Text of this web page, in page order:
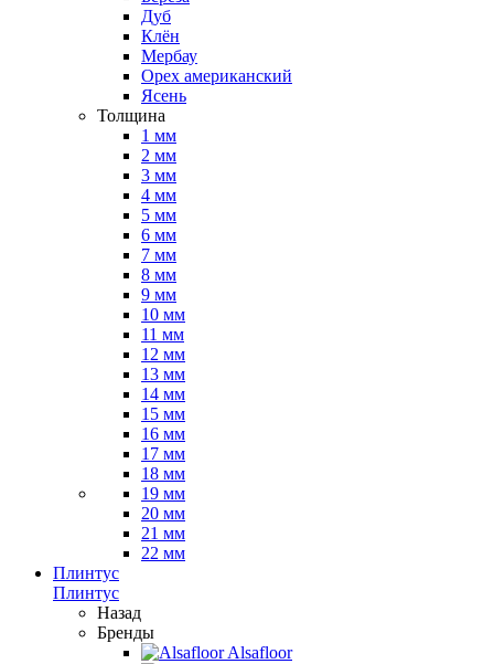
Дуб
Клён
Мербау
Орех американский
Ясень
Толщина
1 мм
2 мм
3 мм
4 мм
5 мм
6 мм
7 мм
8 мм
9 мм
10 мм
11 мм
12 мм
13 мм
14 мм
15 мм
16 мм
17 мм
18 мм
19 мм
20 мм
21 мм
22 мм
Плинтус
Плинтус
Назад
Бренды
Alsafloor